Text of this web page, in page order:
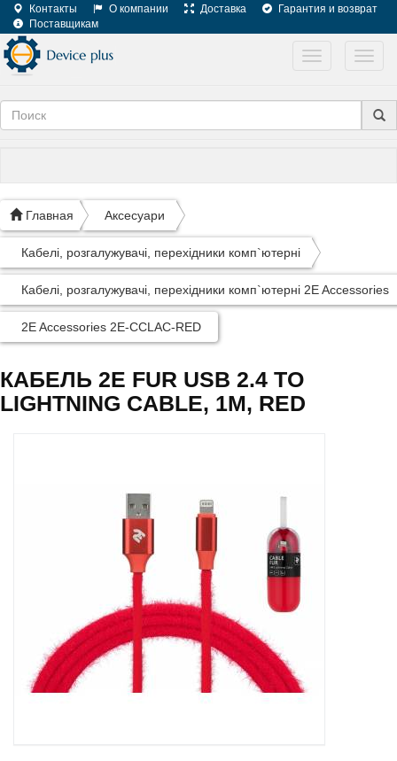
Контакты О компании Доставка
Гарантия и возврат
Поставщикам
Toggle
Главная Аксесуари
Кабелі, розгалужувачі, перехідники комп`ютерні
Кабелі, розгалужувачі, перехідники комп`ютерні 2E Accessories
2E Accessories 2E-CCLAC-RED
КАБЕЛЬ 2E FUR USB 2.4 TO
LIGHTNING CABLE, 1M, RED